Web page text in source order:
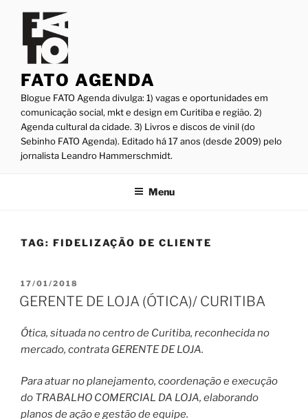
conteúdo
FATO AGENDA
Blogue FATO Agenda divulga: 1) vagas e oportunidades em
comunicação social, mkt e design em Curitiba e região. 2)
Agenda cultural da cidade. 3) Livros e discos de vinil (do
Sebinho FATO Agenda). Editado há 17 anos (desde 2009) pelo
jornalista Leandro Hammerschmidt.
Menu
TAG: FIDELIZAÇÃO DE CLIENTE
PUBLICADO
EM
17/01/2018
GERENTE DE LOJA (ÓTICA)/ CURITIBA
Ótica, situada no centro de Curitiba, reconhecida no
mercado, contrata GERENTE DE LOJA.
Para atuar no planejamento, coordenação e execução
do TRABALHO COMERCIAL DA LOJA, elaborando
planos de ação e gestão de equipe.